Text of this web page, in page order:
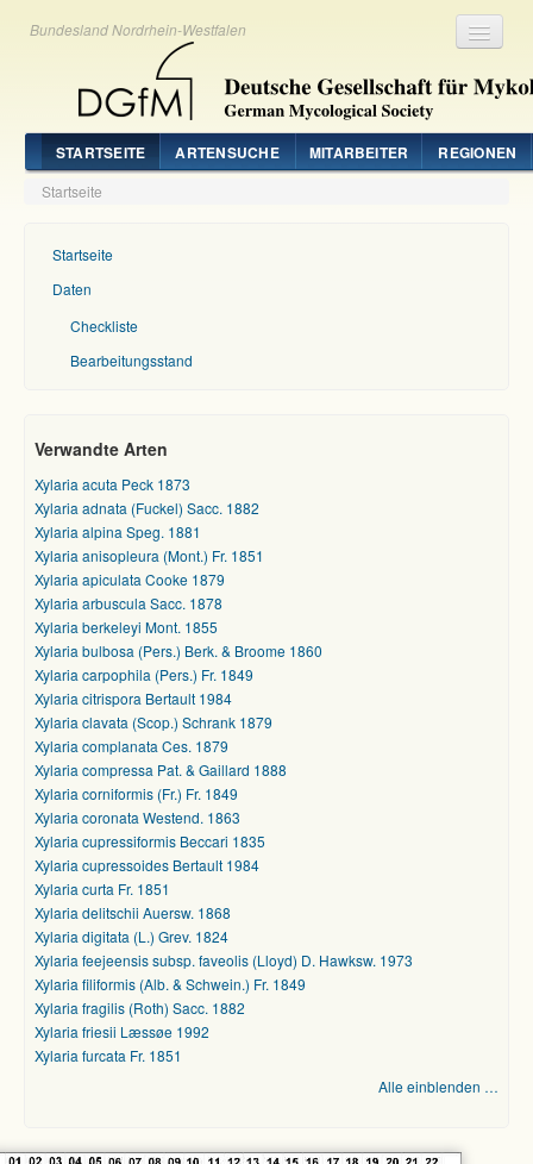
Bundesland Nordrhein-Westfalen
STARTSEITE ARTENSUCHE MITARBEITER REGIONEN
Startseite
Startseite
Daten
Checkliste
Bearbeitungsstand
Verwandte Arten
Xylaria acuta Peck 1873
Xylaria adnata (Fuckel) Sacc. 1882
Xylaria alpina Speg. 1881
Xylaria anisopleura (Mont.) Fr. 1851
Xylaria apiculata Cooke 1879
Xylaria arbuscula Sacc. 1878
Xylaria berkeleyi Mont. 1855
Xylaria bulbosa (Pers.) Berk. & Broome 1860
Xylaria carpophila (Pers.) Fr. 1849
Xylaria citrispora Bertault 1984
Xylaria clavata (Scop.) Schrank 1879
Xylaria complanata Ces. 1879
Xylaria compressa Pat. & Gaillard 1888
Xylaria corniformis (Fr.) Fr. 1849
Xylaria coronata Westend. 1863
Xylaria cupressiformis Beccari 1835
Xylaria cupressoides Bertault 1984
Xylaria curta Fr. 1851
Xylaria delitschii Auersw. 1868
Xylaria digitata (L.) Grev. 1824
Xylaria feejeensis subsp. faveolis (Lloyd) D. Hawksw. 1973
Xylaria filiformis (Alb. & Schwein.) Fr. 1849
Xylaria fragilis (Roth) Sacc. 1882
Xylaria friesii Læssøe 1992
Xylaria furcata Fr. 1851
Alle einblenden …